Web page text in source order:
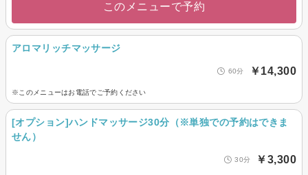
このメニューで予約
アロマリッチマッサージ
60分 ￥14,300
※このメニューはお電話でご予約ください
[オプション]ハンドマッサージ30分（※単独での予約はできま
せん）
30分 ￥3,300